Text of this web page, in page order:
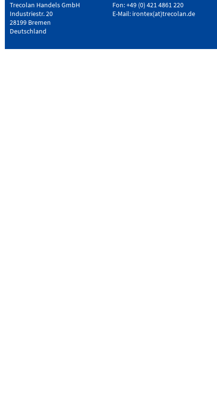
Trecolan Handels GmbH
Industriestr. 20
28199 Bremen
Deutschland
Fon: +49 (0) 421 4861 220
E-Mail: irontex(at)trecolan.de